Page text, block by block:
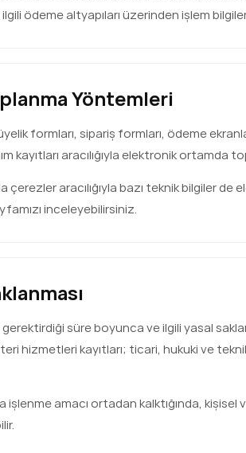
ödeme altyapıları üzerinden işlem
Yöntemleri
formları, sipariş formları, ödeme
kayıtları aracılığıyla elektronik ortamda
aracılığıyla bazı teknik bilgiler de
inceleyebilirsiniz.
süre boyunca ve ilgili yasal
hizmetleri kayıtları; ticari, hukuki ve
amacı ortadan kalktığında,